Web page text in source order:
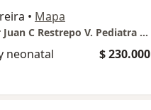
• Mapa
Consultorio Medico Dr Juan C Restrepo V. Pediatra Neonatologo.
neonatal $ 230.000